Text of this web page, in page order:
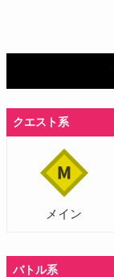
クエスト系
メイン
バトル系